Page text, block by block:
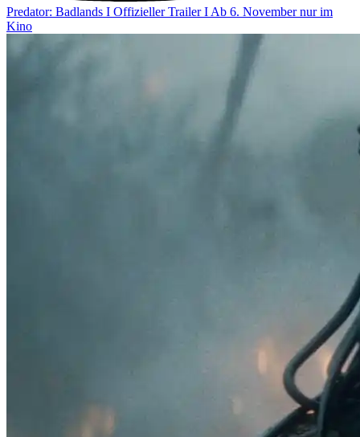
Predator: Badlands I Offizieller Trailer I Ab 6. November nur im
Kino